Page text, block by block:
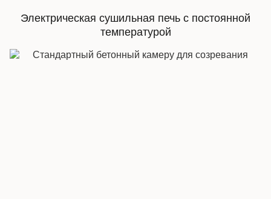
Электрическая сушильная печь с постоянной
температурой